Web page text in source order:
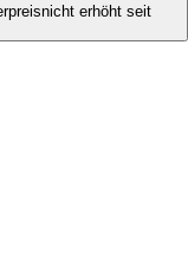
nicht erhöht seit